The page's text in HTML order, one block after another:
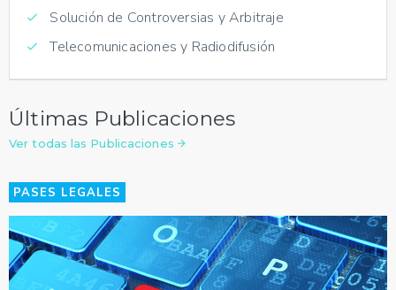
Solución de Controversias y Arbitraje
Telecomunicaciones y Radiodifusión
Últimas Publicaciones
Ver todas las Publicaciones
PASES LEGALES